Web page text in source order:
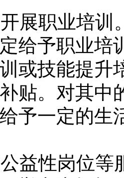
职业培训
给予职业培
或技能提升
贴。对其中
予一定的生
性岗位等服